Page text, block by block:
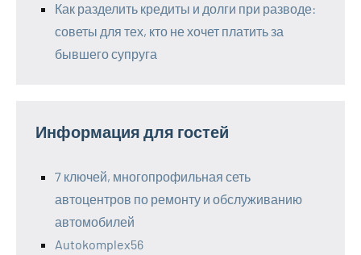
Как разделить кредиты и долги при разводе:
советы для тех, кто не хочет платить за
бывшего супруга
Информация для гостей
7 ключей, многопрофильная сеть
автоцентров по ремонту и обслуживанию
автомобилей
Autokomplex56